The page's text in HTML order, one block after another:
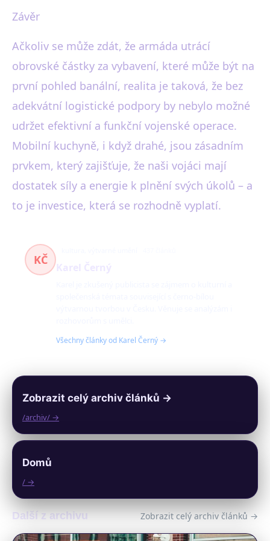
Závěr
Ačkoliv se může zdát, že armáda utrácí
obrovské částky za vybavení, které může být na
první pohled banální, realita je taková, že bez
adekvátní logistické podpory by nebylo možné
udržet efektivní a funkční vojenské operace.
Mobilní kuchyně, i když drahé, jsou zásadním
prvkem, který zajišťuje, že naši vojáci mají
dostatek síly a energie k plnění svých úkolů – a
to je investice, která se rozhodně vyplatí.
KČ
Všechny články od Karel Černý →
Zobrazit celý archiv článků →
/archiv/ →
Domů
/ →
Další z archivu Zobrazit celý archiv článků →